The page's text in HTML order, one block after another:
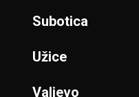
Subotica
Užice
Valjevo